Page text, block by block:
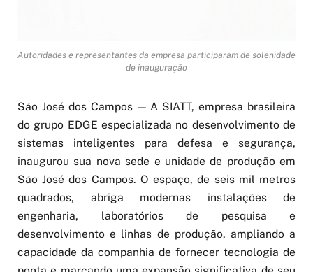
Autoridades e representantes da empresa participaram de solenidade
de inauguração
São José dos Campos — A SIATT, empresa brasileira
do grupo EDGE especializada no desenvolvimento de
sistemas inteligentes para defesa e segurança,
inaugurou sua nova sede e unidade de produção em
São José dos Campos. O espaço, de seis mil metros
quadrados, abriga modernas instalações de
engenharia, laboratórios de pesquisa e
desenvolvimento e linhas de produção, ampliando a
capacidade da companhia de fornecer tecnologia de